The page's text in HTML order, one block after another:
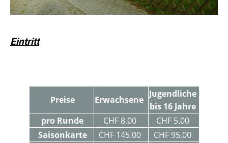
Eintritt
Preise Erwachsene
Jugendliche
bis 16 Jahre
pro Runde
CHF 8.00
CHF 5.00
Saisonkarte
CHF 145.00
CHF 95.00